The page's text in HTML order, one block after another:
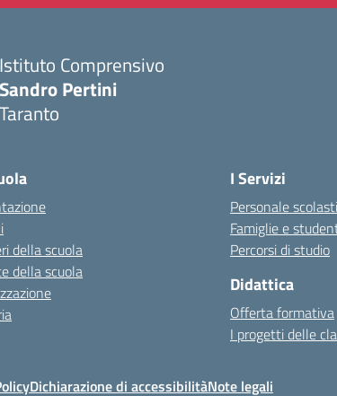
Istituto Comprensivo
Sandro Pertini
Taranto
della scuola
della scuola
I Servizi
Personale
Famiglie e
Percorsi di studio
Didattica
Offerta formativa
I progetti delle
Dichiarazione di accessibilitàNote legali